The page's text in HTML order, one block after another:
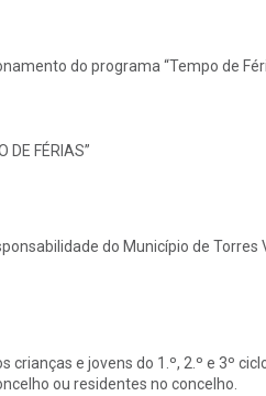
do programa “Tempo de
DE FÉRIAS”
do Município de Torres
e jovens do 1.º, 2.º e 3º
ou residentes no concelho.